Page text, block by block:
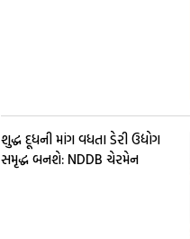
શુદ્ધ દૂધની માંગ વધતા ડેરી ઉદ્યોગ
સમૃદ્ધ બનશે: NDDB ચેરમેન